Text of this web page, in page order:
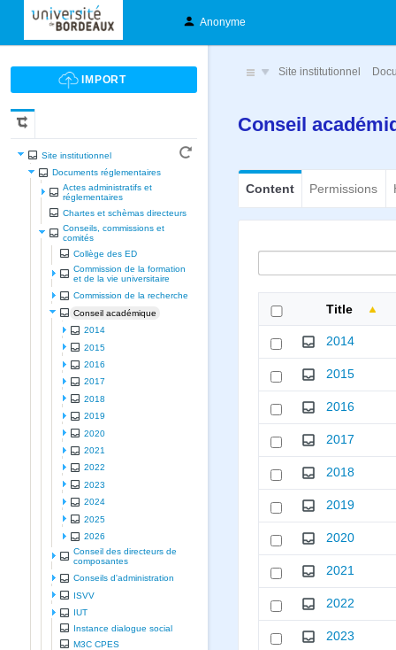
Anonyme
Site institutionnel
Documents réglementaires
Actes administratifs et
réglementaires
Chartes et schèmas directeurs
Conseils, commissions et
comités
Collège des ED
Commission de la formation
et de la vie universitaire
Commission de la recherche
Conseil académique
2014
2015
2016
2017
2018
2019
2020
2021
2022
2023
2024
2025
2026
Conseil des directeurs de
composantes
Conseils d'administration
ISVV
IUT
Instance dialogue social
M3C CPES
Site institutionnel
Conseil
Content Permissions
Title
2014
2015
2016
2017
2018
2019
2020
2021
2022
2023